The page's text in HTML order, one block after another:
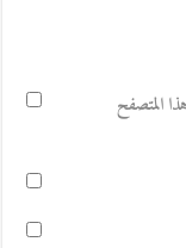
المتصفح